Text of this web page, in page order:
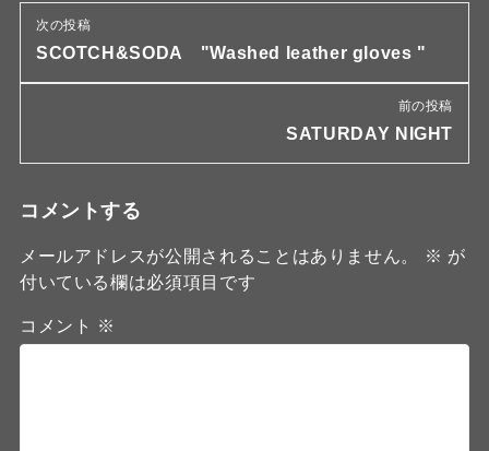
次の投稿
SCOTCH&SODA "Washed leather gloves "
前の投稿
SATURDAY NIGHT
コメントする
メールアドレスが公開されることはありません。 ※ が
付いている欄は必須項目です
コメント ※